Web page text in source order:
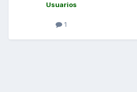
Usuarios
1